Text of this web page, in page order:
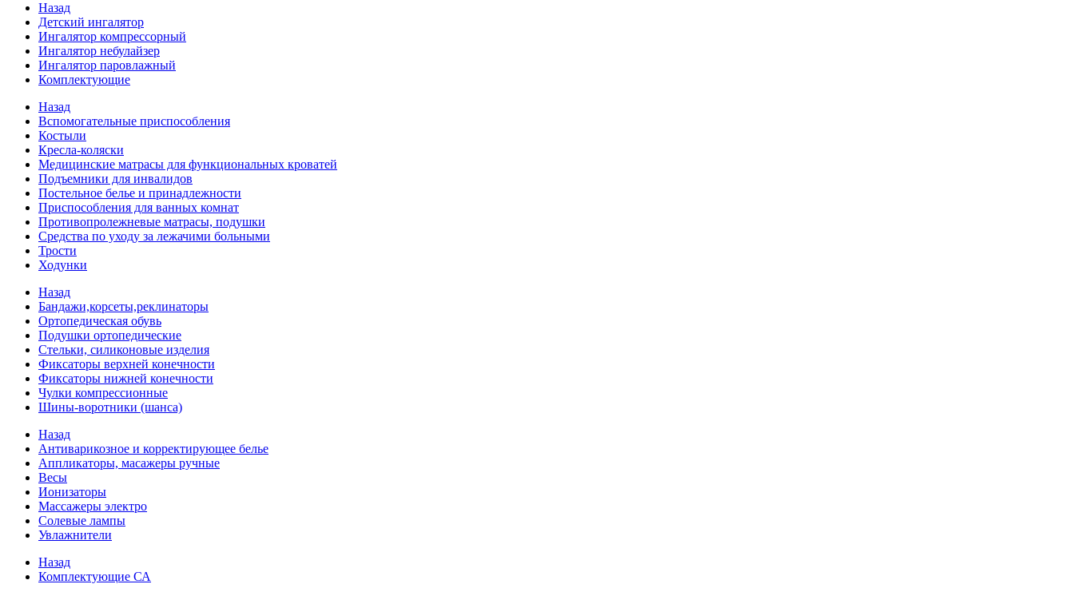
Назад
Детский ингалятор
Ингалятор компрессорный
Ингалятор небулайзер
Ингалятор паровлажный
Комплектующие
Назад
Вспомогательные приспособления
Костыли
Кресла-коляски
Медицинские матрасы для функциональных кроватей
Подъемники для инвалидов
Постельное белье и принадлежности
Приспособления для ванных комнат
Противопролежневые матрасы, подушки
Средства по уходу за лежачими больными
Трости
Ходунки
Назад
Бандажи,корсеты,реклинаторы
Ортопедическая обувь
Подушки ортопедические
Стельки, силиконовые изделия
Фиксаторы верхней конечности
Фиксаторы нижней конечности
Чулки компрессионные
Шины-воротники (шанса)
Назад
Антиварикозное и корректирующее белье
Аппликаторы, масажеры ручные
Весы
Ионизаторы
Массажеры электро
Солевые лампы
Увлажнители
Назад
Комплектующие СА